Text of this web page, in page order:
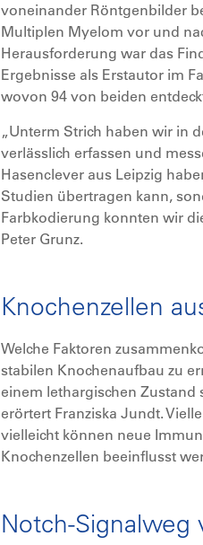
voneinander Röntgenbilder
Multiplen Myelom vor und
Herausforderung war das
Ergebnisse als Erstautor im
wovon 94 von beiden
„Unterm Strich haben wir in
verlässlich erfassen und
Hasenclever aus Leipzig
Studien übertragen kann,
Farbkodierung konnten wir
Peter Grunz.
Knochenzellen
Welche Faktoren
stabilen Knochenaufbau zu
einem lethargischen Zustand
erörtert Franziska Jundt.
vielleicht können neue
Knochenzellen beeinflusst
Notch-Signalweg